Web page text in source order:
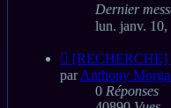
Dernier
lun. janv. 10,
Nouveau
message
[RECHERCHE]
parAnthony
0 Réponses